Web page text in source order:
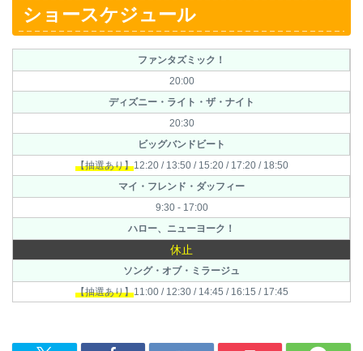
ショースケジュール
ファンタズミック！
20:00
ディズニー・ライト・ザ・ナイト
20:30
ビッグバンドビート
【抽選あり】12:20 / 13:50 / 15:20 / 17:20 / 18:50
マイ・フレンド・ダッフィー
9:30 - 17:00
ハロー、ニューヨーク！
休止
ソング・オブ・ミラージュ
【抽選あり】11:00 / 12:30 / 14:45 / 16:15 / 17:45